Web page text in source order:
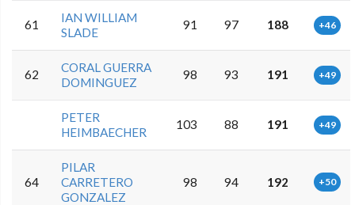
61
IAN WILLIAM
SLADE
91 97 188 +46
62
CORAL GUERRA
DOMINGUEZ
98 93 191 +49
PETER
HEIMBAECHER
103 88 191 +49
64
PILAR
CARRETERO
GONZALEZ
98 94 192 +50